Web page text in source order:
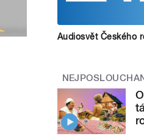
Audiosvět Českého